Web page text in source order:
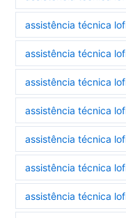
assistência técnica
assistência técnica
assistência técnica
assistência técnica
assistência técnica
assistência técnica
assistência técnica